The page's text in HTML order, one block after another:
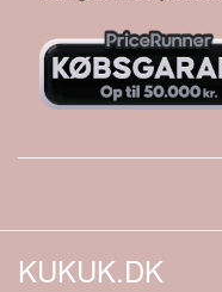
KUKUK.DK